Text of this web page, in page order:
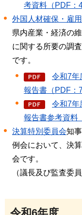
考資料（PDF：
外国人材確保・雇
県内産業・経済の
に関する所要の調
です。
令和7年
報告書（PDF：
令和7年
報告書参考資料
決算特別委員会知
例会において、決
会です。
（議長及び監査委